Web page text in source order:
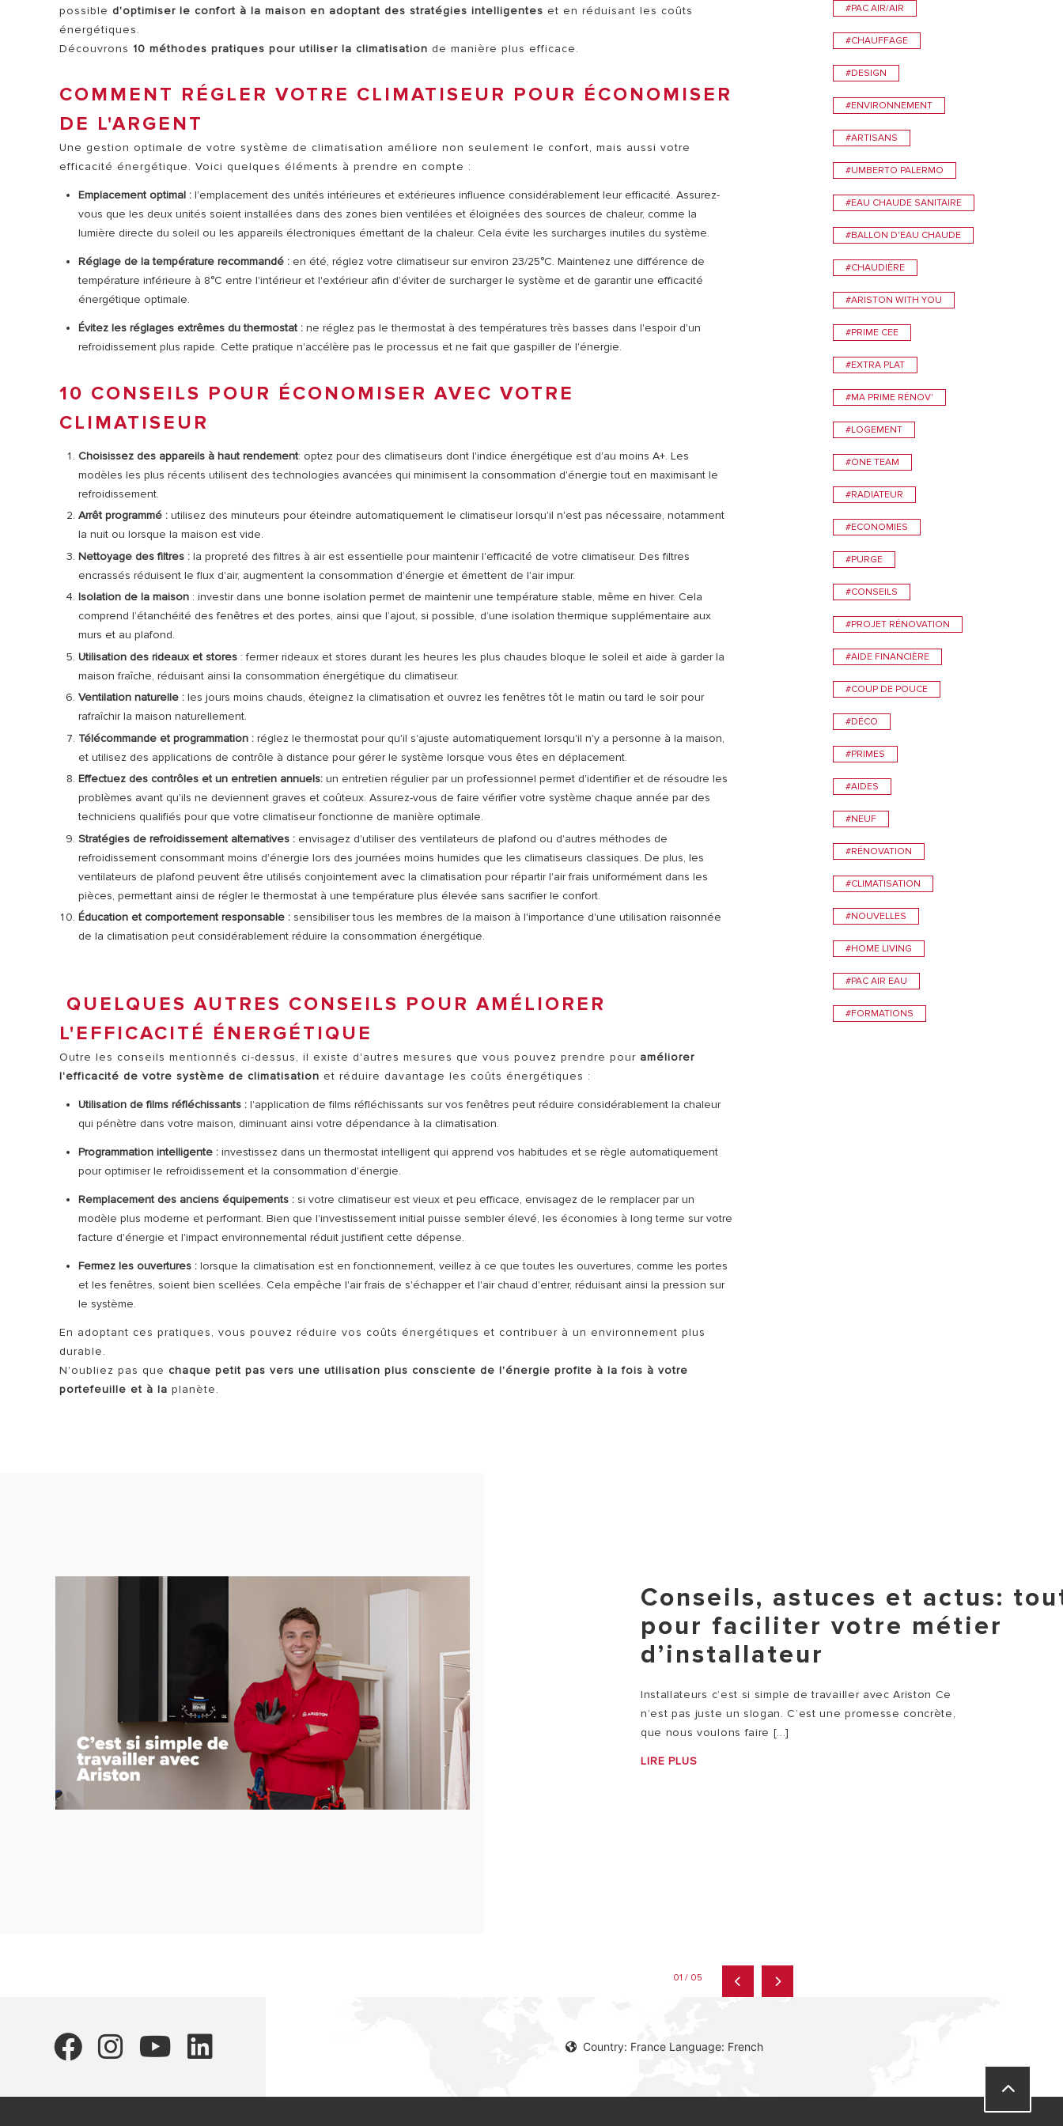
VISITE
TOUS LES MODÈLES DE CHAUFFAGE
TOUS LES SERVICES ARISTON
possible d'optimiser le confort à la maison en adoptant des stratégies intelligentes et en réduisant les coûts
énergétiques.
Découvrons10 méthodes pratiques pour utiliser la climatisation de manière plus efficace.
COMMENT RÉGLER VOTRE CLIMATISEUR POUR ÉCONOMISER
DE L'ARGENT
Une gestion optimale de votre système de climatisation améliore non seulement le confort, mais aussi votre
efficacité énergétique.Voici quelques éléments à prendre en compte :
Emplacement optimal :l'emplacement des unités intérieures et extérieures influence considérablement leur efficacité. Assurez-
vous que les deux unités soient installées dans des zones bien ventilées et éloignées des sources de chaleur, comme la
lumière directe du soleil ou les appareils électroniques émettant de la chaleur.Cela évite les surcharges inutiles du système.
Réglage de la température recommandé :en été, réglez votre climatiseur sur environ 23/25°C. Maintenez une différence de
température inférieure à 8°C entre l'intérieur et l'extérieur afin d'éviter de surcharger le système et de garantir une efficacité
énergétique optimale.
Évitez les réglages extrêmes du thermostat :ne réglez pas le thermostat à des températures très basses dans l'espoir d'un
refroidissement plus rapide. Cette pratique n'accélère pas le processus et ne fait que gaspiller de l'énergie.
10 CONSEILS POUR ÉCONOMISER AVEC VOTRE
CLIMATISEUR
Choisissez des appareils à haut rendement: optez pour des climatiseurs dont l'indice énergétique est d'au moins A+. Les
modèles les plus récents utilisent des technologies avancées qui minimisent la consommation d'énergie tout en maximisant le
refroidissement.
Arrêt programmé :utilisez des minuteurs pour éteindre automatiquement le climatiseur lorsqu'il n'est pas nécessaire, notamment
la nuit ou lorsque la maison est vide.
Nettoyage des filtres :la propreté des filtres à air est essentielle pour maintenir l'efficacité de votre climatiseur. Des filtres
encrassés réduisent le flux d'air, augmentent la consommation d'énergie et émettent de l'air impur.
Isolation de la maison : investir dans une bonne isolation permet de maintenir une température stable, même en hiver. Cela
comprend l’étanchéité des fenêtres et des portes, ainsi que l’ajout, si possible, d’une isolation thermique supplémentaire aux
murs et au plafond.
Utilisation des rideaux et stores : fermer rideaux et stores durant les heures les plus chaudes bloque le soleil et aide à garder la
maison fraîche, réduisant ainsi la consommation énergétique du climatiseur.
Ventilation naturelle :les jours moins chauds, éteignez la climatisation et ouvrez les fenêtres tôt le matin ou tard le soir pour
rafraîchir la maison naturellement.
Télécommande et programmation : réglez le thermostat pour qu'il s'ajuste automatiquement lorsqu'il n'y a personne à la maison,
et utilisez des applications de contrôle à distance pour gérer le système lorsque vous êtes en déplacement.
Effectuez des contrôles et un entretien annuels: un entretien régulier par un professionnel permet d'identifier et de résoudre les
problèmes avant qu'ils ne deviennent graves et coûteux. Assurez-vous de faire vérifier votre système chaque année par des
techniciens qualifiés pour que votre climatiseur fonctionne de manière optimale.
Stratégies de refroidissement alternatives :envisagez d'utiliser des ventilateurs de plafond ou d'autres méthodes de
refroidissement consommant moins d'énergie lors des journées moins humides que les climatiseurs classiques. De plus, les
ventilateurs de plafond peuvent être utilisés conjointement avec la climatisation pour répartir l'air frais uniformément dans les
pièces, permettant ainsi de régler le thermostat à une température plus élevée sans sacrifier le confort.
Éducation et comportement responsable : sensibiliser tous les membres de la maison à l'importance d'une utilisation raisonnée
de la climatisation peut considérablement réduire la consommation énergétique.
QUELQUES AUTRES CONSEILS POUR AMÉLIORER
L'EFFICACITÉ ÉNERGÉTIQUE
Outre les conseils mentionnés ci-dessus, il existe d'autres mesures que vous pouvez prendre pour améliorer
l'efficacité de votre système de climatisation et réduire davantage les coûts énergétiques :
Utilisation de films réfléchissants :l'application de films réfléchissants sur vos fenêtres peut réduire considérablement la chaleur
qui pénètre dans votre maison, diminuant ainsi votre dépendance à la climatisation.
Programmation intelligente :investissez dans un thermostat intelligent qui apprend vos habitudes et se règle automatiquement
pour optimiser le refroidissement et la consommation d'énergie.
Remplacement des anciens équipements : si votre climatiseur est vieux et peu efficace, envisagez de le remplacer par un
modèle plus moderne et performant. Bien que l'investissement initial puisse sembler élevé, les économies à long terme sur votre
facture d'énergie et l'impact environnemental réduit justifient cette dépense.
Fermez les ouvertures : lorsque la climatisation est en fonctionnement, veillez à ce que toutes les ouvertures, comme les portes
et les fenêtres, soient bien scellées. Cela empêche l'air frais de s'échapper et l'air chaud d'entrer, réduisant ainsi la pression sur
le système.
En adoptant ces pratiques, vous pouvez réduire vos coûts énergétiques et contribuer à un environnement plus
durable.
N'oubliez pas quechaque petit pas vers une utilisation plus consciente de l'énergie profite à la fois à votre
portefeuille et à laplanète.
#PAC AIR/AIR
#CHAUFFAGE
#DESIGN
#ENVIRONNEMENT
#ARTISANS
#UMBERTO PALERMO
#EAU CHAUDE SANITAIRE
#BALLON D'EAU CHAUDE
#CHAUDIÈRE
#ARISTON WITH YOU
#PRIME CEE
#EXTRA PLAT
#MA PRIME RÉNOV'
#LOGEMENT
#ONE TEAM
#RADIATEUR
#ECONOMIES
#PURGE
#CONSEILS
#PROJET RÉNOVATION
#AIDE FINANCIÈRE
#COUP DE POUCE
#DÉCO
#PRIMES
#AIDES
#NEUF
#RÉNOVATION
#CLIMATISATION
#NOUVELLES
#HOME LIVING
#PAC AIR EAU
#FORMATIONS
Conseils, astuces et actus:
pour faciliter votre métier
d’installateur
Installateurs c’est si simple de travailler avec Ariston Ce
n’est pas juste un slogan. C’est une promesse concrète,
que nous voulons faire [...]
LIRE PLUS
01 / 05
Country: France Language: French